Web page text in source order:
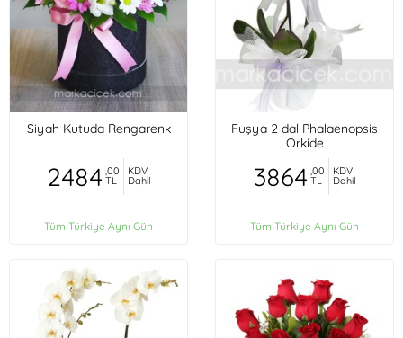
Siyah Kutuda Rengarenk
2484 ,00
TL
KDV
Dahil
Tüm Türkiye Aynı Gün
Fuşya 2 dal Phalaenopsis
Orkide
3864 ,00
TL
KDV
Dahil
Tüm Türkiye Aynı Gün